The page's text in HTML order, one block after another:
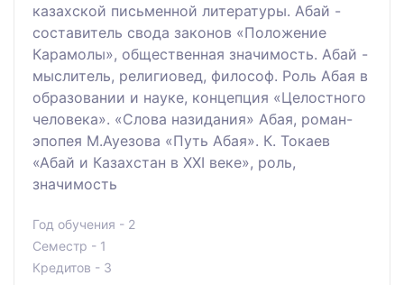
казахской письменной литературы. Абай -
составитель свода законов «Положение
Карамолы», общественная значимость. Абай -
мыслитель, религиовед, философ. Роль Абая в
образовании и науке, концепция «Целостного
человека». «Слова назидания» Абая, роман-
эпопея М.Ауезова «Путь Абая». К. Токаев
«Абай и Казахстан в XXI веке», роль,
значимость
Год обучения - 2
Семестр - 1
Кредитов - 3